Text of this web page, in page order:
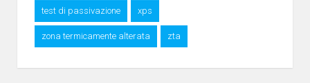
test di passivazione xps
zona termicamente alterata zta